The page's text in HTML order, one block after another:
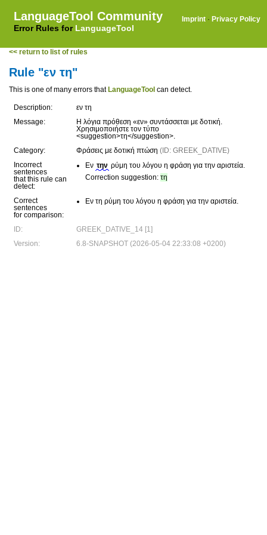
LanguageTool Community
Error Rules for LanguageTool
Imprint · Privacy Policy
<< return to list of rules
Rule "εν τη"
This is one of many errors that LanguageTool can detect.
Description:
εν τη
Message:
Η λόγια πρόθεση «εν» συντάσσεται με δοτική.
Χρησιμοποιήστε τον τύπο
<suggestion>τη</suggestion>.
Category:
Φράσεις με δοτική πτώση (ID: GREEK_DATIVE)
Incorrect
sentences
that this rule can
detect:
Εν την ρύμη του λόγου η φράση για την αριστεία.
Correction suggestion: τη
Correct
sentences
for comparison:
Εν τη ρύμη του λόγου η φράση για την αριστεία.
ID:
GREEK_DATIVE_14 [1]
Version:
6.8-SNAPSHOT (2026-05-04 22:33:08 +0200)